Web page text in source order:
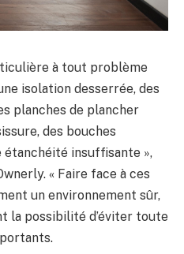
à tout problème
isolation desserrée, des
planches de plancher
des bouches
étanchéité insuffisante »,
« Faire face à ces
un environnement sûr,
la possibilité d’éviter toute